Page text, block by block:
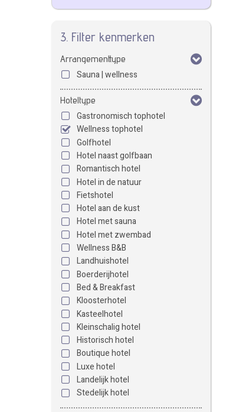
3. Filter kenmerken
Arrangementtype
Sauna | wellness
Hoteltype
Gastronomisch tophotel
Wellness tophotel
Golfhotel
Hotel naast golfbaan
Romantisch hotel
Hotel in de natuur
Fietshotel
Hotel aan de kust
Hotel met sauna
Hotel met zwembad
Wellness B&B
Landhuishotel
Boerderijhotel
Bed & Breakfast
Kloosterhotel
Kasteelhotel
Kleinschalig hotel
Historisch hotel
Boutique hotel
Luxe hotel
Landelijk hotel
Stedelijk hotel